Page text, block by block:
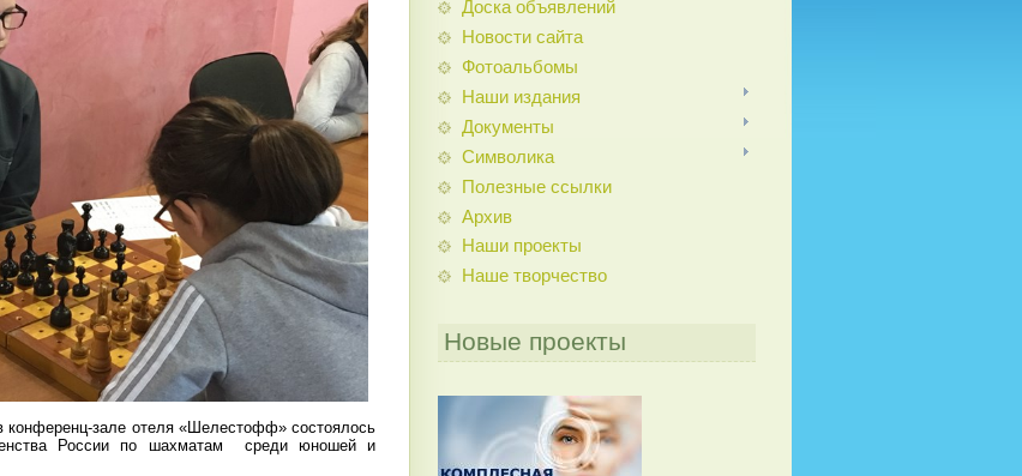
конференц-зале отеля «Шелестофф» состоялось
России по шахматам среди юношей и
Доска объявлений
Новости сайта
Фотоальбомы
Наши издания
Документы
Символика
Полезные ссылки
Архив
Наши проекты
Наше творчество
Новые проекты